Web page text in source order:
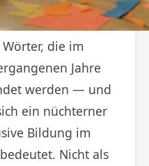
die im
Jahre
werden — und
ein nüchterner
Bildung im
Nicht als